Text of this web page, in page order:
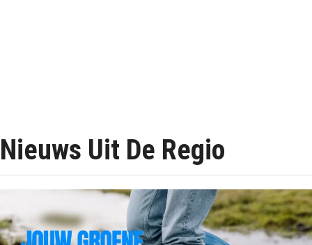
Nieuws Uit De Regio